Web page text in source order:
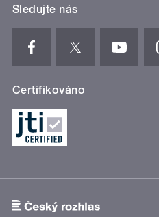
Sledujte nás
Certifikováno